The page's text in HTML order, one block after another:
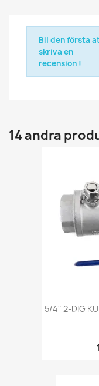
Bli den första
skriva en
recension !
14 andra
5/4" 2-DIG